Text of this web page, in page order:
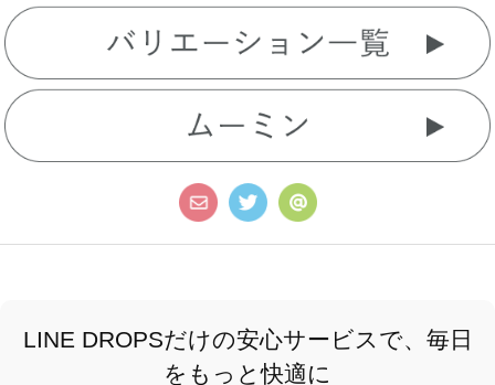
LINE DROPSだけの安心サービスで、毎日
をもっと快適に